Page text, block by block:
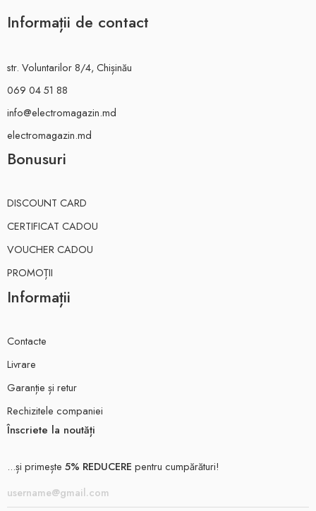
Informații de contact
str. Voluntarilor 8/4, Chișinău
069 04 51 88
info@electromagazin.md
electromagazin.md
Bonusuri
DISCOUNT CARD
CERTIFICAT CADOU
VOUCHER CADOU
PROMOȚII
Informații
Contacte
Livrare
Garanție și retur
Rechizitele companiei
Înscriete la noutăți
...și primește 5% REDUCERE pentru cumpărături!